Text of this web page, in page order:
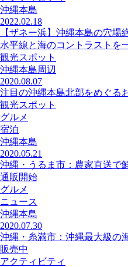
沖縄本島
2022.02.18
【ザネー浜】沖縄本島の穴場
水平線と海のコントラストを
観光スポット
沖縄本島周辺
2020.08.07
注目の沖縄本島北部をめぐる
観光スポット
グルメ
宿泊
沖縄本島
2020.05.21
沖縄・うるま市：農家直送で
通販開始
グルメ
ニュース
沖縄本島
2020.07.30
沖縄・糸満市：沖縄最大級の
販売中
アクティビティ